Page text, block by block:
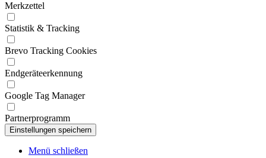
Merkzettel
Statistik & Tracking
Brevo Tracking Cookies
Endgeräteerkennung
Google Tag Manager
Partnerprogramm
Menü schließen